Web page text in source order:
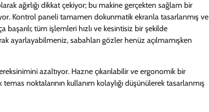
ağırlığı dikkat çekiyor; bu makine gerçekten sağlam bir
Kontrol paneli tamamen dokunmatik ekranla tasarlanmış ve
başarılı; tüm işlemleri hızlı ve kesintisiz bir şekilde
ayarlayabilmeniz, sabahları gözler henüz açılmamışken
azaltıyor. Hazne çıkarılabilir ve ergonomik bir
noktalarının kullanım kolaylığı düşünülerek tasarlanmış